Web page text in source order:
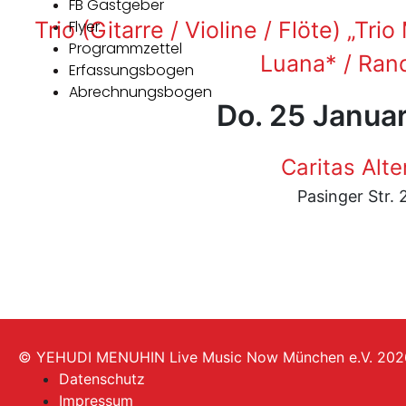
FB Gastgeber
Flyer
Programmzettel
Erfassungsbogen
Abrechnungsbogen
Trio (Gitarre / Violine / Flöte)
Luana* /
Do. 25
Caritas
Pasinger Str.
© YEHUDI MENUHIN Live Music Now München e.V.
Datenschutz
Impressum